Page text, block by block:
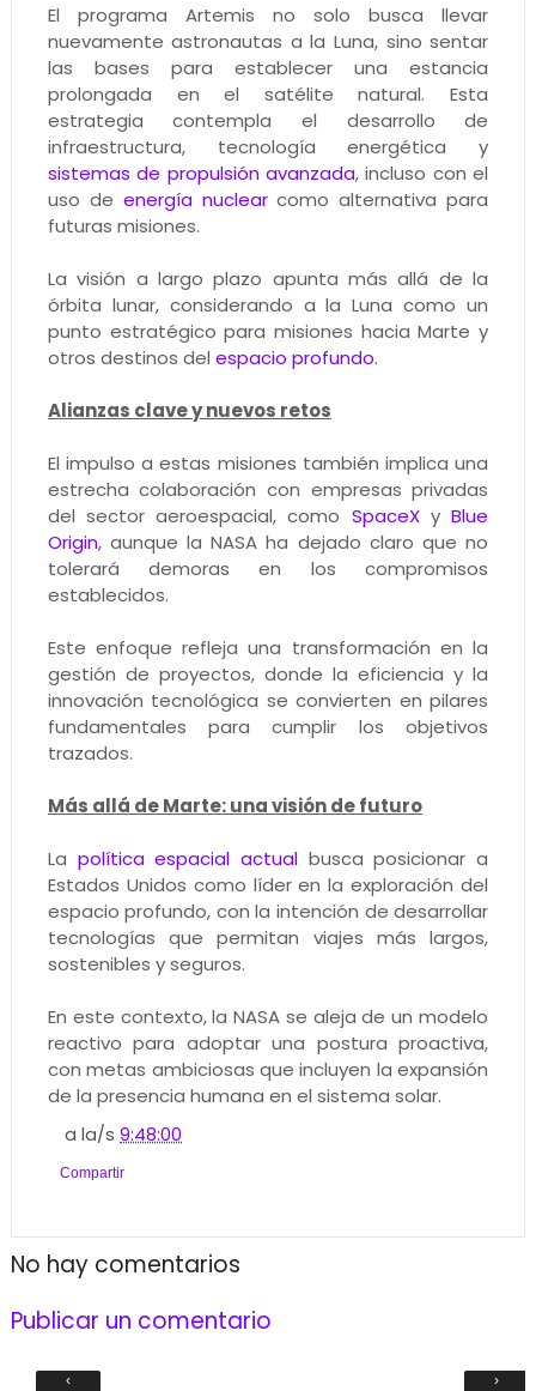
El programa Artemis no solo busca llevar
nuevamente astronautas a la Luna, sino sentar
las bases para establecer una estancia
prolongada en el satélite natural. Esta
estrategia contempla el desarrollo de
infraestructura, tecnología energética y
sistemas de propulsión avanzada, incluso con el
uso de energía nuclearcomo alternativa para
futuras misiones.
La visión a largo plazo apunta más allá de la
órbita lunar, considerando a la Luna como un
punto estratégico para misiones hacia Marte y
otros destinos del espacio profundo.
Alianzas clave y nuevos retos
El impulso a estas misiones también implica una
estrecha colaboración con empresas privadas
del sector aeroespacial, como SpaceXyBlue
Origin, aunque la NASA ha dejado claro que no
tolerará demoras en los compromisos
establecidos.
Este enfoque refleja una transformación en la
gestión de proyectos, donde la eficiencia y la
innovación tecnológica se convierten en pilares
fundamentales para cumplir los objetivos
trazados.
Más allá de Marte: una visión de futuro
La política espacial actual busca posicionar a
Estados Unidos como líder en la exploración del
espacio profundo, con la intención de desarrollar
tecnologías que permitan viajes más largos,
sostenibles y seguros.
En este contexto, la NASA se aleja de un modelo
reactivo para adoptar una postura proactiva,
con metas ambiciosas que incluyen la expansión
de la presencia humana en el sistema solar.
a la/s9:48:00
Compartir
No hay comentarios
Publicar un comentario
‹ ›